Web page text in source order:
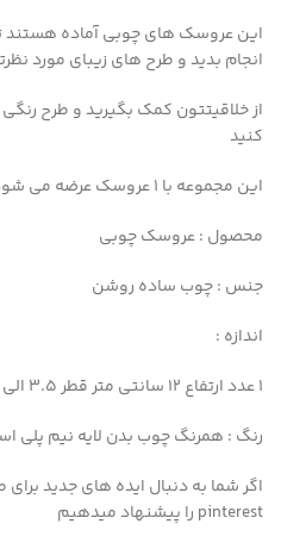
این عروسک های چوبی آماده هستند
انجام بدید و طرح های زیبای مورد
از خلاقیتتون کمک بگیرید و طرح
کنید
این مجموعه با ۱ عروسک عرضه می شود.
محصول : عروسک چوبی
جنس : چوب ساده روشن
اندازه :
۱ عدد ارتفاع ۱۲ سانتی متر قطر 3.5 الی 4 سانتی متر
رنگ : همرنگ چوب بدن لایه نیم پلی
اگر شما به دنبال ایده های جدید
pinterest را پیشنهاد میدهیم